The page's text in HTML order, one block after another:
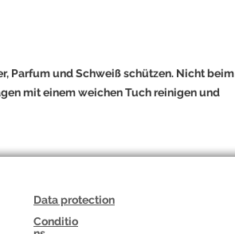
Parfum und Schweiß schützen. Nicht beim
mit einem weichen Tuch reinigen und
Data protection
Conditio